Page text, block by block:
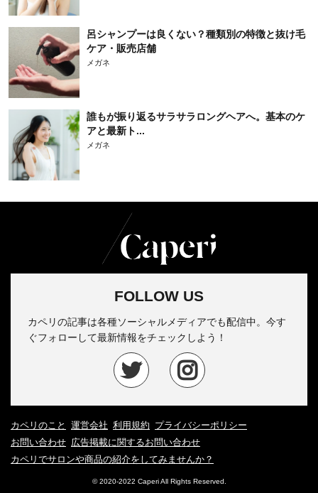
呂シャンプーは良くない？種類別の特徴と抜け毛
ケア・販売店舗
メガネ
誰もが振り返るサラサラロングヘアへ。基本のケ
アと最新ト...
メガネ
FOLLOW US
カペリの記事は各種ソーシャルメディアでも配信中。今す
ぐフォローして最新情報をチェックしよう！
カペリのこと 運営会社 利用規約 プライバシーポリシー
お問い合わせ 広告掲載に関するお問い合わせ
カペリでサロンや商品の紹介をしてみませんか？
© 2020-2022 Caperi All Rights Reserved.